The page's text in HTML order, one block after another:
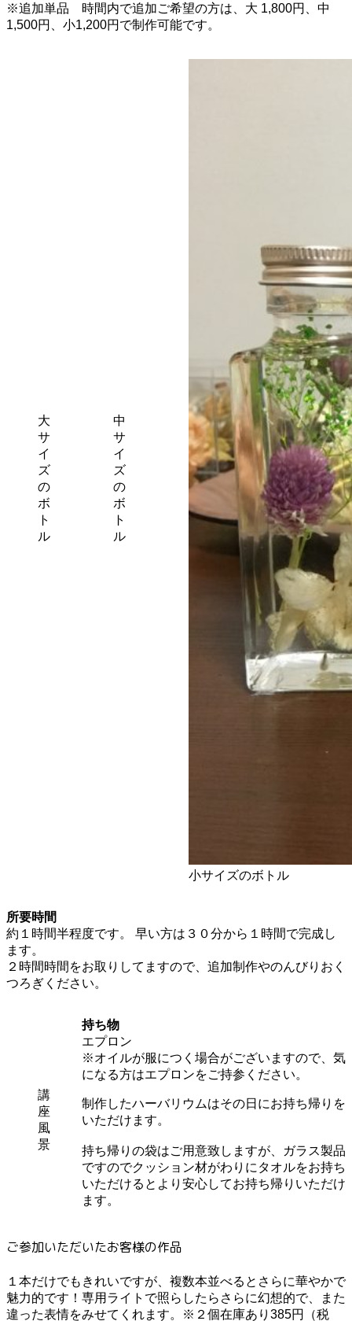
※追加単品 時間内で追加ご希望の方は、大 1,800円、中
1,500円、小1,200円で制作可能です。
大
サ
イ
ズ
の
ボ
ト
ル
中
サ
イ
ズ
の
ボ
ト
ル
小サイズのボトル
所要時間
約１時間半程度です。 早い方は３０分から１時間で完成し
ます。
２時間時間をお取りしてますので、追加制作やのんびりおく
つろぎください。
講
座
風
景
持ち物
エプロン
※オイルが服につく場合がございますので、気
になる方はエプロンをご持参ください。
制作したハーバリウムはその日にお持ち帰りを
いただけます。
持ち帰りの袋はご用意致しますが、ガラス製品
ですのでクッション材がわりにタオルをお持ち
いただけるとより安心してお持ち帰りいただけ
ます。
ご参加いただいたお客様の作品
１本だけでもきれいですが、複数本並べるとさらに華やかで
魅力的です！専用ライトで照らしたらさらに幻想的で、また
違った表情をみせてくれます。※２個在庫あり385円（税